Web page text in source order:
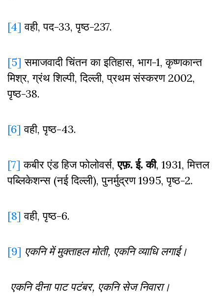
[4] वही, पद-33, पृष्ठ-237.
[5] समाजवादी चिंतन का इतिहास, भाग-1, कृष्णकान्त
मिश्र, ग्रंथ शिल्पी, दिल्ली, प्रथम संस्करण 2002,
पृष्ठ-38.
[6] वही, पृष्ठ-43.
[7] कबीर एंड हिज फोलोवर्स,एफ़.ई.की, 1931, मित्तल
पब्लिकेशन्स (नई दिल्ली), पुनर्मुद्रण 1995, पृष्ठ-2.
[8] वही, पृष्ठ-6.
[9] एकनि में मुक्ताहल मोती, एकनि व्याधि लगाई।
एकनि दीना पाट पटंबर, एकनि सेज निवारा।